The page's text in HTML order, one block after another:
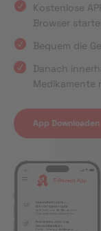
Kostenlose
Browser
Bequem die
Danach
Medikamente
App Downloaden